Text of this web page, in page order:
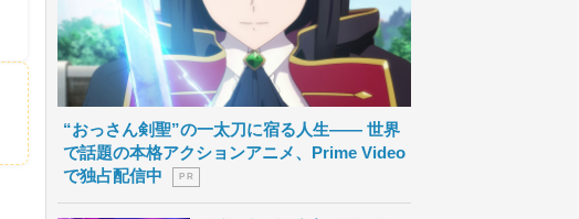
“おっさん剣聖”の一太刀に宿る人生―― 世界
で話題の本格アクションアニメ、Prime Video
で独占配信中
P R